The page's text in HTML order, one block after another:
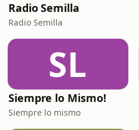
Radio Semilla
Radio Semilla
SL
Siempre lo Mismo!
Siempre lo mismo